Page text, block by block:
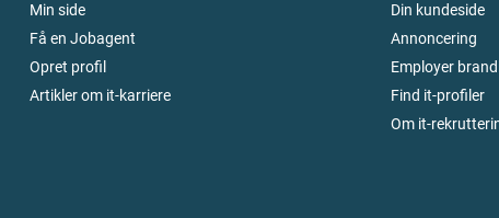
Min side
Få en Jobagent
Opret profil
Artikler om it-karriere
Din kundeside
Annoncering
Employer
Find it-profiler
Om it-